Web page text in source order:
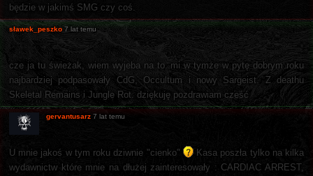
będzie w jakimś SMG czy coś.
sławek_peszko 7 lat temu
cze ja tu świeżak, wiem wyjeba na to. mi w tymże w pytę dobrym roku
najbardziej podpasowały CdG, Occultum i nowy Sargeist. Z deathu
Skeletal Remains i Jungle Rot. dziękuję pozdrawiam cześć
gervantusarz 7 lat temu
U mnie jakoś w tym roku dziwnie "cienko"
Kasa poszła tylko na kilka
wydawnictw które mnie na dłużej zainteresowały : CARDIAC ARREST,